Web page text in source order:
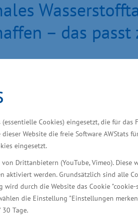
Cookies) eingesetzt, die für das
Website die freie Software AWStats
eingesetzt.
Drittanbietern (YouTube, Vimeo). Diese
aktiviert werden. Grundsätzlich sind alle
durch die Website das Cookie "cookie-
die Einstellung "Einstellungen
Tage.
– das passt
derzeit
den Güterverkehr entlang
Helsinki. Zu diesem Thema
Ländern des
Alternative
für ein
zentraler Baustein in der
und unseren Häfen
dem grünen Strom haben